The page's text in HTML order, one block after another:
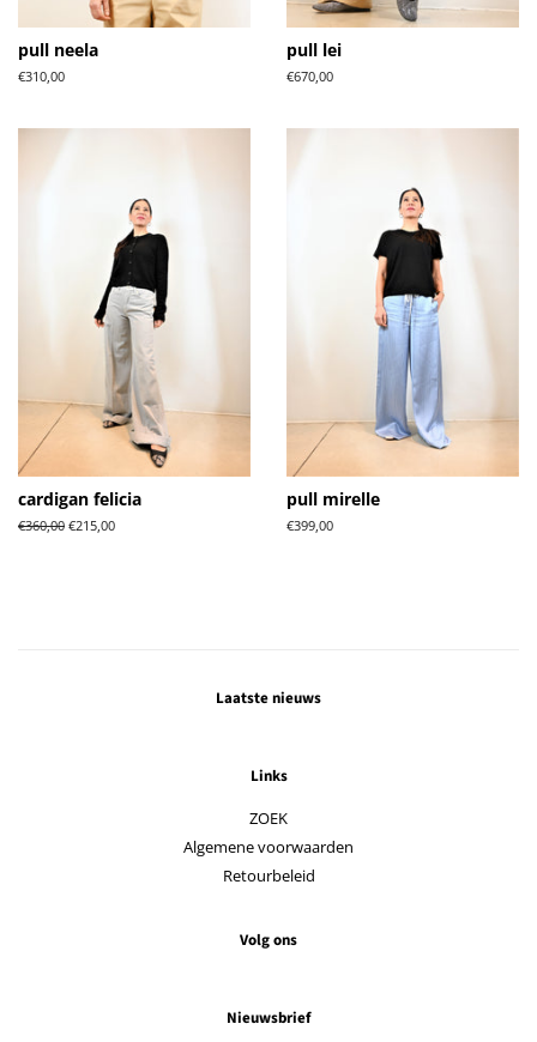
pull neela
Normale
€310,00
pull lei
Normale
€670,00
cardigan felicia
Normale
€360,00 Aanbiedingsprijs
€215,00
pull mirelle
Normale
€399,00
Laatste nieuws
Links
ZOEK
Algemene voorwaarden
Retourbeleid
Volg ons
Nieuwsbrief